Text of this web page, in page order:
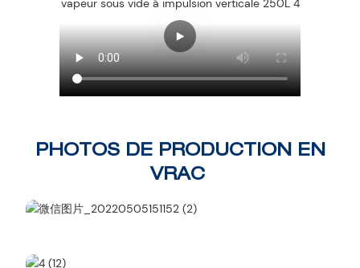
PHOTOS DE PRODUCTION EN
VRAC